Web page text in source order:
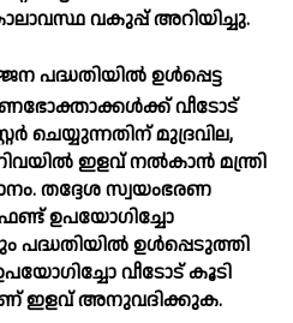
വകുപ്പ് അറിയിച്ചു.
പദ്ധതിയില്‍ ഉള്‍പ്പെട്ട
വീടോട്
ചെയ്യുന്നതിന് മുദ്രവില,
ഇളവ് നല്‍കാന്‍ മന്ത്രി
തദ്ദേശ സ്വയംഭരണ
ഉപയോഗിച്ചോ
പദ്ധതിയില്‍ ഉള്‍പ്പെടുത്തി
വീടോട് കൂടി
ഇളവ് അനുവദിക്കുക.